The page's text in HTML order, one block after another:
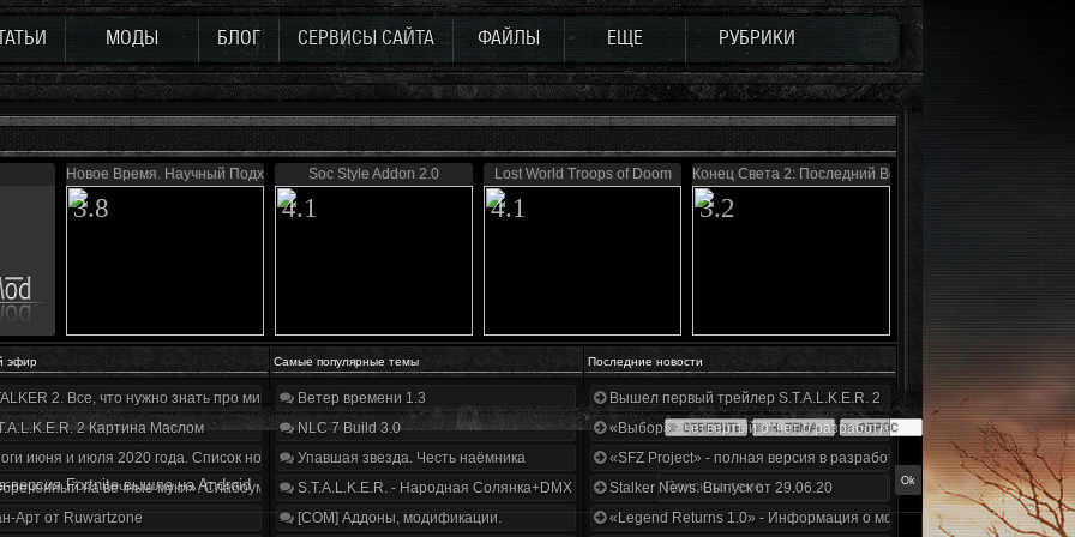
МОДЫ БЛОГ СЕРВИСЫ САЙТА ФАЙЛЫ ЕЩЕ РУБРИКИ
Новое Время. Научный Подход
3.8
Soc Style Addon 2.0
4.1
Lost World Troops of Doom
4.1
Конец Света 2: Последний Восход
3.2
эфир Самые популярные темы Последние новости
2. Все, что нужно знать про мир, геймплей и сюжет | Разбор трейлера
2 Картина Маслом
июня и июля 2020 года. Список нововведений
на вечные муки». Слабоумие и отвага
Арт от Ruwartzone
Ветер времени 1.3
NLC 7 Build 3.0
Упавшая звезда. Честь наёмника
S.T.A.L.K.E.R. - Народная Солянка+DMX 1.3.5.ООП.МА.К.
[COM] Аддоны, модификации.
Вышел первый трейлер S.T.A.L.K.E.R. 2
«Выбор» - четвертый отчет о разработке!
«SFZ Project» - полная версия в разработке!
Stalker News. Выпуск от 29.06.20
«Legend Returns 1.0» - Информация о моде за июнь 2020
вepcия Fortnite вышлa нa Android